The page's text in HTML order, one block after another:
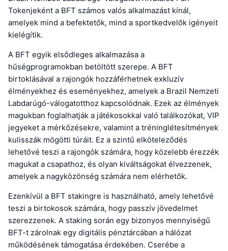
Tokenjeként a BFT számos valós alkalmazást kínál,
amelyek mind a befektetők, mind a sportkedvelők igényeit
kielégítik.
A BFT egyik elsődleges alkalmazása a
hűségprogramokban betöltött szerepe. A BFT
birtoklásával a rajongók hozzáférhetnek exkluzív
élményekhez és eseményekhez, amelyek a Brazil Nemzeti
Labdarúgó-válogatotthoz kapcsolódnak. Ezek az élmények
magukban foglalhatják a játékosokkal való találkozókat, VIP
jegyeket a mérkőzésekre, valamint a tréninglétesítmények
kulisszák mögötti túráit. Ez a szintű elköteleződés
lehetővé teszi a rajongók számára, hogy közelebb érezzék
magukat a csapathoz, és olyan kiváltságokat élvezzenek,
amelyek a nagyközönség számára nem elérhetők.
Ezenkívül a BFT stakingre is használható, amely lehetővé
teszi a birtokosok számára, hogy passzív jövedelmet
szerezzenek. A staking során egy bizonyos mennyiségű
BFT-t zárolnak egy digitális pénztárcában a hálózat
működésének támogatása érdekében. Cserébe a